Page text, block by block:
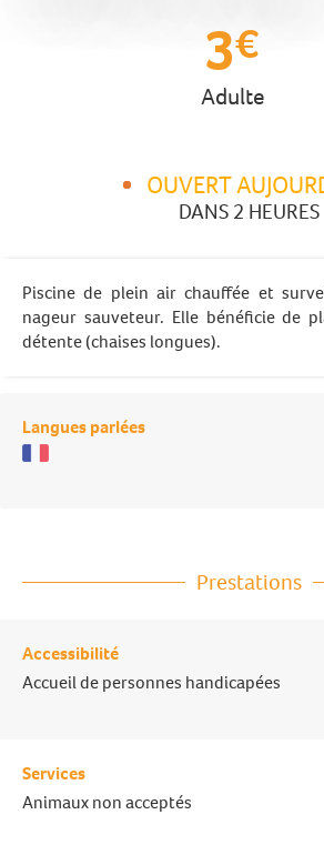
3€
Adulte
OUVERT
DANS 2 HEURES
Piscine de plein air chauffée et
nageur sauveteur. Elle bénéficie de
détente (chaises longues).
Langues parlées
Prestations
Accessibilité
Accueil de personnes handicapées
Services
Animaux non acceptés